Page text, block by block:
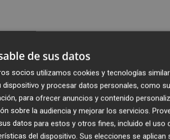
de sus datos
socios utilizamos cookies y tecnologías
y procesar datos personales, como
para ofrecer anuncios y contenido
sobre la audiencia y mejorar los servicios.
datos para estos y otros fines, incluido el uso
del dispositivo. Sus elecciones se aplican